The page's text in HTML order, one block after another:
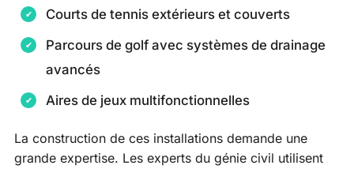
Courts de tennis extérieurs et couverts
Parcours de golf avec systèmes de drainage
avancés
Aires de jeux multifonctionnelles
La construction de ces installations demande une
grande expertise. Les experts du génie civil utilisent